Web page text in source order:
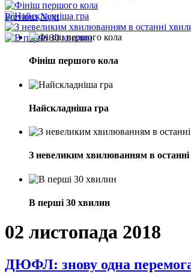
Previous Next
Фініш першого кола
Найскладніша гра
З невеликим хвилюванням в
В перші 30 хвилин
02 листопада 2018
ДЮФЛ: знову одна